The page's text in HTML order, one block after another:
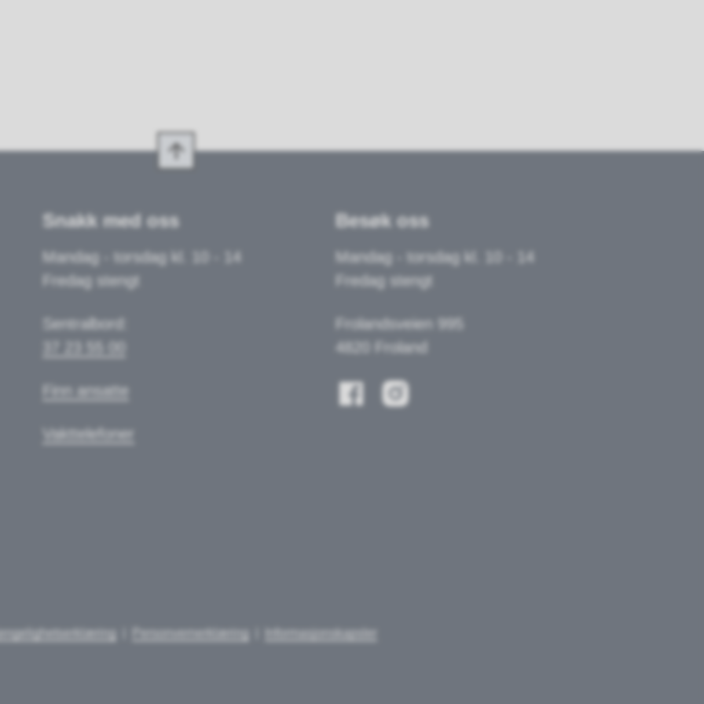
Snakk med oss
Mandag - torsdag kl. 10 - 14
Fredag stengt
Sentralbord:
Finn ansatte
Vakttelefoner
Besøk oss
Mandag - torsdag kl. 10 - 14
Fredag stengt
Frolandsveien 995
4820 Froland
Personvernerklæring Informasjonskapsler